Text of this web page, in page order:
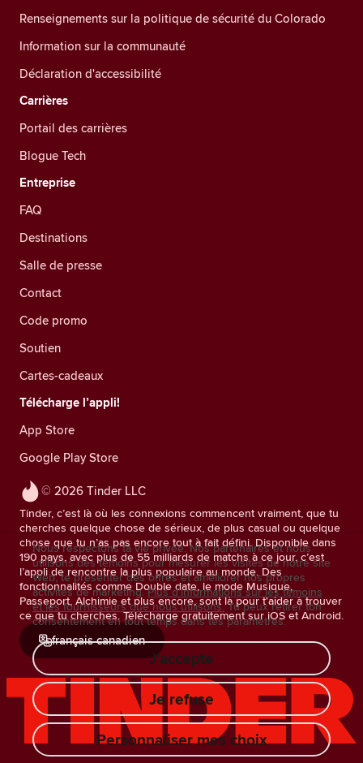
© 2026 Tinder LLC
Tinder, c’est là où les connexions commencent vraiment, que tu
cherches quelque chose de sérieux, de plus casual ou quelque
chose que tu n’as pas encore tout à fait défini. Disponible dans
190 pays, avec plus de 55 milliards de matchs à ce jour, c’est
l’appli de rencontre la plus populaire au monde. Des
fonctionnalités comme Double date, le mode Musique,
Passeport, Alchimie et plus encore, sont là pour t'aider à trouver
ce que tu cherches. Télécharge gratuitement sur iOS et Android.
français canadien
Renseignements sur la politique de sécurité du Colorado
Information sur la communauté
Déclaration d'accessibilité
Carrières
Portail des carrières
Blogue Tech
Entreprise
FAQ
Destinations
Salle de presse
Contact
Code promo
Soutien
Cartes-cadeaux
Télécharge l’appli!
App Store
Google Play Store
Nous respectons ta vie privée. Nos partenaires et nous
utilisons des témoins pour mesurer les visites de notre site
Web, te présenter des offres et améliorer nos propres
activités de marketing. Plus d'informations sur les témoins
et les fournisseurs que nous utilisons. Tu peux retirer ton
consentement en tout temps dans tes paramètres.
J'accepte
Je refuse
Personnaliser mes choix